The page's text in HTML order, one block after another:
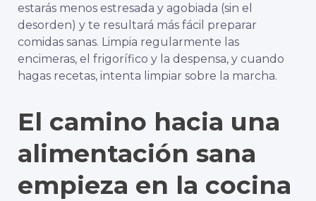
estarás menos estresada y agobiada (sin el
desorden) y te resultará más fácil preparar
comidas sanas. Limpia regularmente las
encimeras, el frigorífico y la despensa, y cuando
hagas recetas, intenta limpiar sobre la marcha.
El camino hacia una
alimentación sana
empieza en la cocina